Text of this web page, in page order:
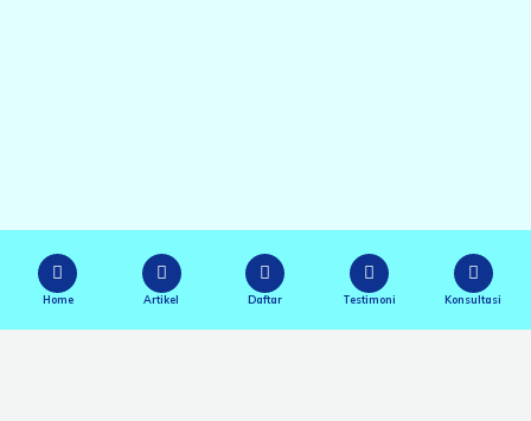
Home Artikel Daftar Testimoni Konsultasi